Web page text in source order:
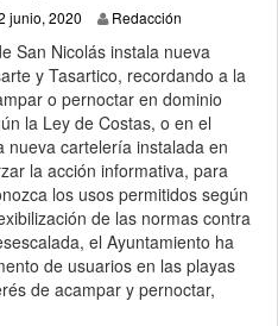
junio, 2020 12 junio, 2020
Redacción
San Nicolás instala nueva
y Tasartico, recordando a la
o pernoctar en dominio
la Ley de Costas, o en el
nueva cartelería instalada en
la acción informativa, para
los usos permitidos según
de las normas contra
el Ayuntamiento ha
de usuarios en las playas
de acampar y pernoctar,